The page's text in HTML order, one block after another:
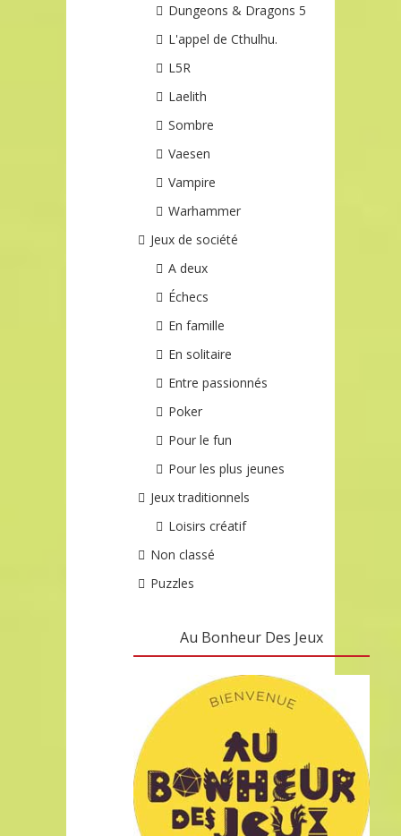
Dungeons & Dragons 5
L'appel de Cthulhu.
L5R
Laelith
Sombre
Vaesen
Vampire
Warhammer
Jeux de société
A deux
Échecs
En famille
En solitaire
Entre passionnés
Poker
Pour le fun
Pour les plus jeunes
Jeux traditionnels
Loisirs créatif
Non classé
Puzzles
Au Bonheur Des Jeux